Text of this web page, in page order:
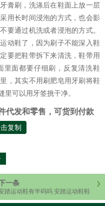
膏刷，洗涤后在鞋面上放一层
用长时间浸泡的方式，也会影
要通过机洗或者浸泡的方式。
动鞋了，因为刷子不能深入鞋
要把鞋带拆下来清洗，鞋带用
里面都要仔细刷，反复清洗鞋
，其实不用刷肥皂用牙刷将鞋
可以用牙签挑干净。
代发和零售，可货到付款
复制
一条
踏运动鞋有半码吗 安踏运动鞋鞋